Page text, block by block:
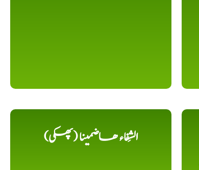
الشِفاء ھاضمینا (پھکی)